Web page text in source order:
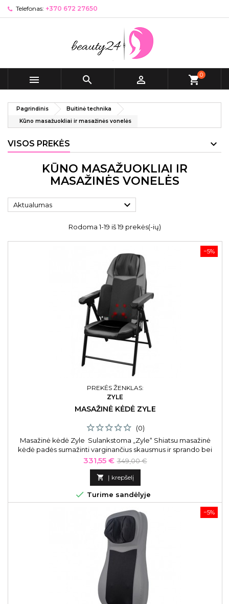
Telefonas: +370 672 27650
   shopping_cart0
Pagrindinis
Buitinė technika
Kūno masažuokliai ir masažinės vonelės
VISOS PREKĖS
KŪNO MASAŽUOKLIAI IR
MASAŽINĖS VONELĖS
Aktualumas 
Rodoma 1-19 iš 19 prekės(-ių)
−5%
PREKĖS ŽENKLAS:
ZYLE
MASAŽINĖ KĖDĖ ZYLE
(0)
Masažinė kėdė Zyle Sulankstoma „Zyle“ Shiatsu masažinė
kėdė padės sumažinti varginančius skausmus ir sprando bei
nugaros raumenų įtempimą.
Kaina
331,55 € Bazinė
kaina
349,00 €
 Į krepšelį
 Turime sandėlyje
−5%